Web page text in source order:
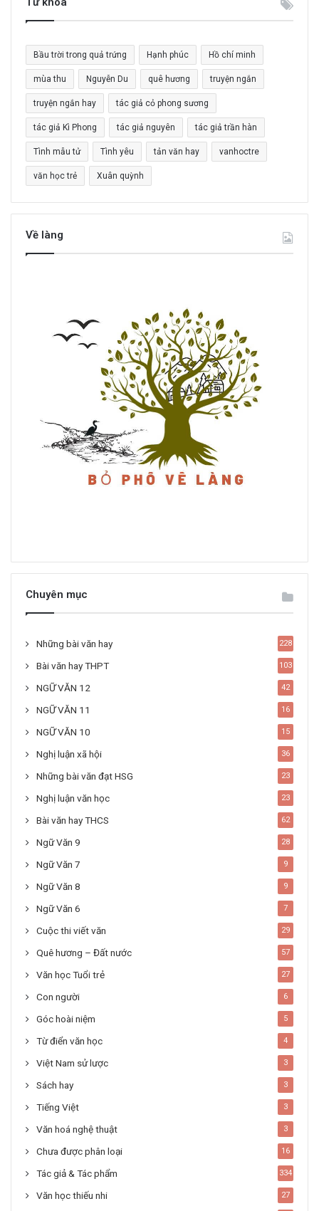
c
h
o
:
Bầu trời trong quả trứng Hạnh phúc Hồ chí minh
mùa thu Nguyễn Du quê hương truyện ngắn
truyện ngắn hay tác giả cỏ phong sương
tác giả Kì Phong tác giả nguyên tác giả trần hàn
Tình mẫu tử Tình yêu tản văn hay vanhoctre
văn học trẻ Xuân quỳnh
Về làng
Chuyên mục
Những bài văn hay 228
Bài văn hay THPT 103
NGỮ VĂN 12 42
NGỮ VĂN 11 16
NGỮ VĂN 10 15
Nghị luận xã hội 36
Những bài văn đạt HSG 23
Nghị luận văn học 23
Bài văn hay THCS 62
Ngữ Văn 9 28
Ngữ Văn 7 9
Ngữ Văn 8 9
Ngữ Văn 6 7
Cuộc thi viết văn 29
Quê hương – Đất nước 57
Văn học Tuổi trẻ 27
Con người 6
Góc hoài niệm 5
Từ điển văn học 4
Việt Nam sử lược 3
Sách hay 3
Tiếng Việt 3
Văn hoá nghệ thuật 3
Chưa được phân loại 16
Tác giả & Tác phẩm 334
Văn học thiếu nhi 27